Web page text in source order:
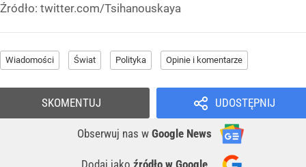
Źródło: twitter.com/Tsihanouskaya
Wiadomości Świat Polityka Opinie i komentarze
UDOSTĘPNIJ
Obserwuj nas w Google News
Dodaj jako źródło w Google
SKOMENTUJ